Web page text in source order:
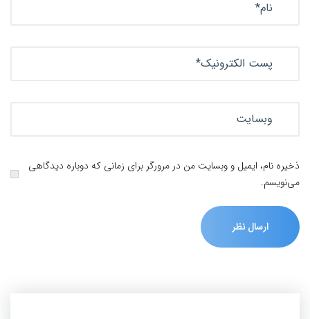
ذخیره نام، ایمیل و وبسایت من در مرورگر برای زمانی که دوباره دیدگاهی
می‌نویسم.